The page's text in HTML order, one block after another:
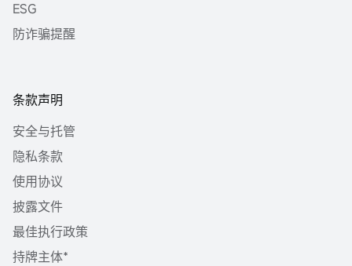
ESG
防诈骗提醒
条款声明
安全与托管
隐私条款
使用协议
披露文件
最佳执行政策
持牌主体*